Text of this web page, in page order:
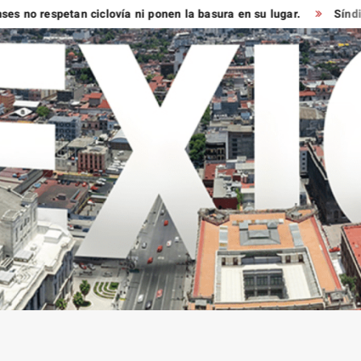
ciclovía ni ponen la basura en su lugar. Síndico muy